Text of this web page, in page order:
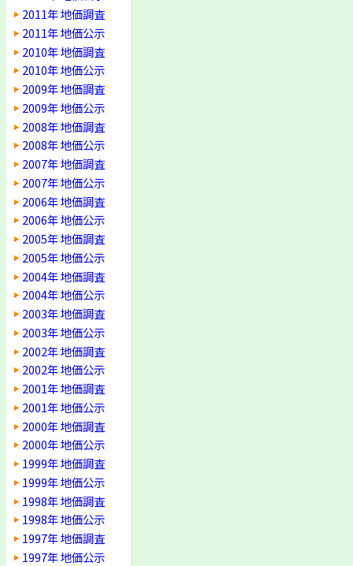
2011年 地価調査
2011年 地価公示
2010年 地価調査
2010年 地価公示
2009年 地価調査
2009年 地価公示
2008年 地価調査
2008年 地価公示
2007年 地価調査
2007年 地価公示
2006年 地価調査
2006年 地価公示
2005年 地価調査
2005年 地価公示
2004年 地価調査
2004年 地価公示
2003年 地価調査
2003年 地価公示
2002年 地価調査
2002年 地価公示
2001年 地価調査
2001年 地価公示
2000年 地価調査
2000年 地価公示
1999年 地価調査
1999年 地価公示
1998年 地価調査
1998年 地価公示
1997年 地価調査
1997年 地価公示